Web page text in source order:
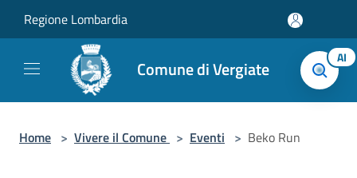
Regione Lombardia
Comune di Vergiate AI
Home > Vivere il Comune > Eventi > Beko Run